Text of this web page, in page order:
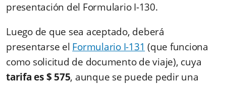
presentación del Formulario I-130.
Luego de que sea aceptado, deberá
presentarse el Formulario I-131 (que funciona
como solicitud de documento de viaje), cuya
tarifa es $ 575, aunque se puede pedir una